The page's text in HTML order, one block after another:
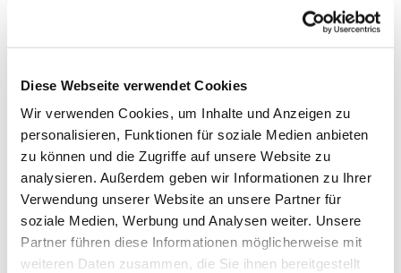
Diese Webseite verwendet Cookies
Wir verwenden Cookies, um Inhalte und Anzeigen zu
personalisieren, Funktionen für soziale Medien anbieten
zu können und die Zugriffe auf unsere Website zu
analysieren. Außerdem geben wir Informationen zu Ihrer
Verwendung unserer Website an unsere Partner für
soziale Medien, Werbung und Analysen weiter. Unsere
Partner führen diese Informationen möglicherweise mit
weiteren Daten zusammen, die Sie ihnen bereitgestellt
Dies könnte Sie auch